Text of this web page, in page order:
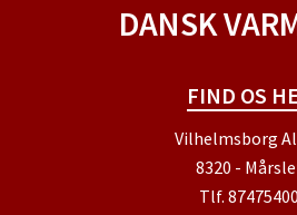
DANSK
FIND OS
Vilhelmsborg
8320 -
Tlf. 87475400